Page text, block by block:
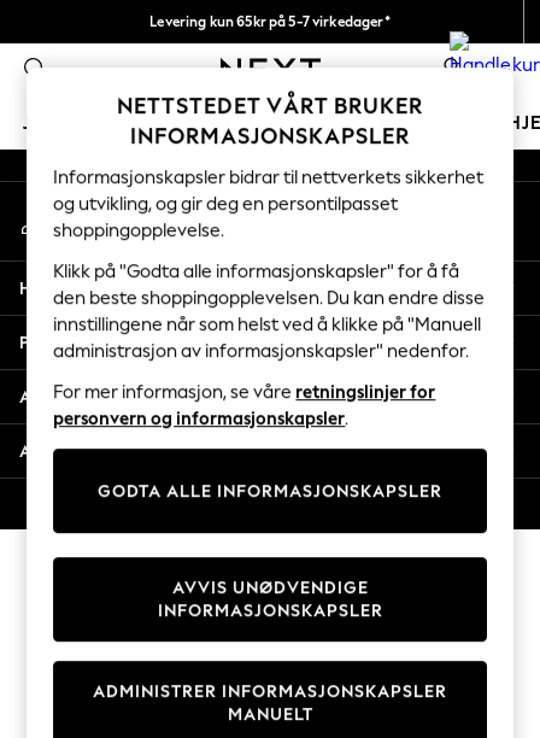
Levering kun 65kr på 5-7 virkedager*
Vi betaler alle tollavgifter 0
JENTER GUTTER BABY KVINNER
GIRLS
New In
50 - 92cm
98 - 110cm
116 - 134cm
140 - 174cm
Trending: Top & Short Sets
Trending: Clogs
Toy Story
THE SET
Coats & Jackets
Sweatshirts & Hoodies
Knitwear
Cardigans
Dresses
Sets & Outfits
T-Shirts
An error occurred on client
Våre sosiale nettverk
Min konto
Logg inn på kontoen din
Hjelp
Personvern & Juridisk
Avdelinger
Andre tjenester
NETTSTEDET VÅRT BRUKER
INFORMASJONSKAPSLER
Informasjonskapsler bidrar til nettverkets sikkerhet
og utvikling, og gir deg en persontilpasset
shoppingopplevelse.
Klikk på "Godta alle informasjonskapsler" for å få
den beste shoppingopplevelsen. Du kan endre disse
innstillingene når som helst ved å klikke på "Manuell
administrasjon av informasjonskapsler" nedenfor.
For mer informasjon, se våre retningslinjer for
personvern og informasjonskapsler.
GODTA ALLE INFORMASJONSKAPSLER
ADMINISTRER INFORMASJONSKAPSLER
MANUELT
AVVIS UNØDVENDIGE
INFORMASJONSKAPSLER